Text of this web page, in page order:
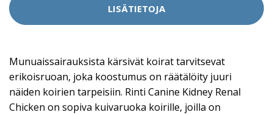
LISÄTIETOJA
Munuaissairauksista kärsivät koirat tarvitsevat
erikoisruoan, joka koostumus on räätälöity juuri
näiden koirien tarpeisiin. Rinti Canine Kidney Renal
Chicken on sopiva kuivaruoka koirille, joilla on